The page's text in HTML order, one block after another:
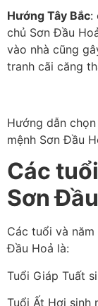
Hướng Tây Bắc:
chủ Sơn Đầu
vào nhà cũng
tranh cãi căng
Hướng dẫn
mệnh Sơn Đầu
Các
Sơn
Các tuổi và
Đầu Hoả là:
Tuổi Giáp Tuất
Tuổi Ất Hợi sinh